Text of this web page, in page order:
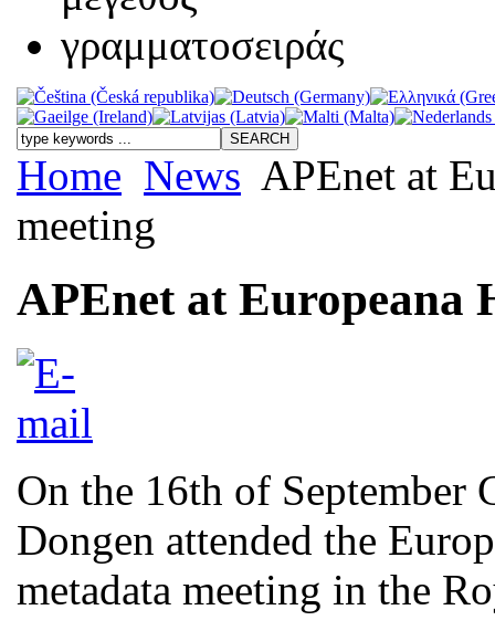
Home News APEnet at
meeting
APEnet at Europeana
On the 16th of September
Dongen attended the
metadata meeting in the